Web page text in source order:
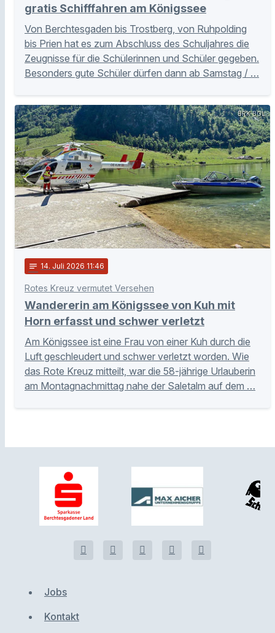
gratis Schifffahren am Königssee
Von Berchtesgaden bis Trostberg, von Ruhpolding
bis Prien hat es zum Abschluss des Schuljahres die
Zeugnisse für die Schülerinnen und Schüler gegeben.
Besonders gute Schüler dürfen dann ab Samstag / …
BRK BGL
notes 14. Juli 2026 11:46
Rotes Kreuz vermutet Versehen
Wandererin am Königssee von Kuh mit
Horn erfasst und schwer verletzt
Am Königssee ist eine Frau von einer Kuh durch die
Luft geschleudert und schwer verletzt worden. Wie
das Rote Kreuz mitteilt, war die 58-jährige Urlauberin
am Montagnachmittag nahe der Saletalm auf dem …
Jobs
Kontakt